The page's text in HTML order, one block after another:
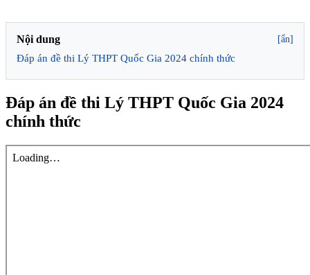
Nội dung [ẩn]
Đáp án đề thi Lý THPT Quốc Gia 2024 chính thức
Đáp án đề thi Lý THPT Quốc Gia 2024
chính thức